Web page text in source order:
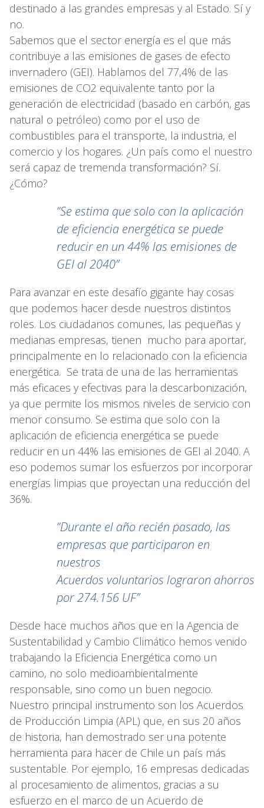
destinado a las grandes empresas y al Estado. Sí y
no.
Sabemos que el sector energía es el que más
contribuye a las emisiones de gases de efecto
invernadero (GEI). Hablamos del 77,4% de las
emisiones de CO2 equivalente tanto por la
generación de electricidad (basado en carbón, gas
natural o petróleo) como por el uso de
combustibles para el transporte, la industria, el
comercio y los hogares. ¿Un país como el nuestro
será capaz de tremenda transformación? Sí.
¿Cómo?
“Se estima que solo con la aplicación
de eficiencia energética se puede
reducir en un 44% las emisiones de
GEI al 2040”
Para avanzar en este desafío gigante hay cosas
que podemos hacer desde nuestros distintos
roles. Los ciudadanos comunes, las pequeñas y
medianas empresas, tienen mucho para aportar,
principalmente en lo relacionado con la eficiencia
energética. Se trata de una de las herramientas
más eficaces y efectivas para la descarbonización,
ya que permite los mismos niveles de servicio con
menor consumo. Se estima que solo con la
aplicación de eficiencia energética se puede
reducir en un 44% las emisiones de GEI al 2040. A
eso podemos sumar los esfuerzos por incorporar
energías limpias que proyectan una reducción del
36%.
“Durante el año recién pasado, las
empresas que participaron en
nuestros
Acuerdos voluntarios lograron ahorros
por 274.156 UF”
Desde hace muchos años que en la Agencia de
Sustentabilidad y Cambio Climático hemos venido
trabajando la Eficiencia Energética como un
camino, no solo medioambientalmente
responsable, sino como un buen negocio.
Nuestro principal instrumento son los Acuerdos
de Producción Limpia (APL) que, en sus 20 años
de historia, han demostrado ser una potente
herramienta para hacer de Chile un país más
sustentable. Por ejemplo, 16 empresas dedicadas
al procesamiento de alimentos, gracias a su
esfuerzo en el marco de un Acuerdo de